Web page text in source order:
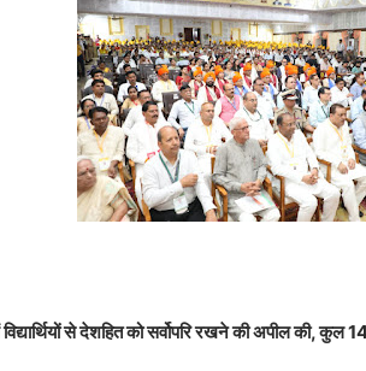
में विद्यार्थियों से देशहित को सर्वोपरि रखने की अपील की,